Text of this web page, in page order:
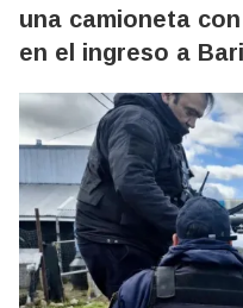
una camioneta
en el ingreso a